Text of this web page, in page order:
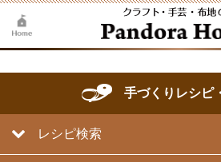
手づくりレシピ
レシピ検索